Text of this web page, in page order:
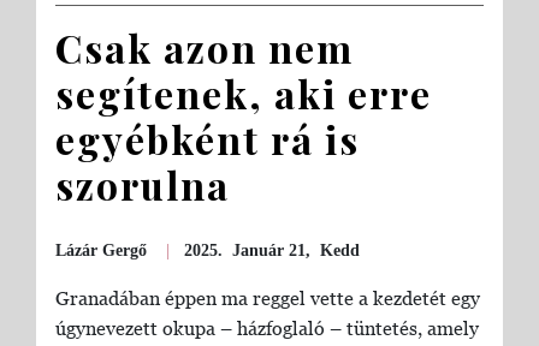
Csak azon nem
segítenek, aki erre
egyébként rá is
szorulna
Lázár Gergő 2025. Január 21, Kedd
Granadában éppen ma reggel vette a kezdetét egy
úgynevezett okupa – házfoglaló – tüntetés, amely